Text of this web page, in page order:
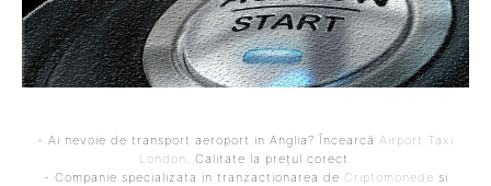
- Ai nevoie de transport aeroport in Anglia? Încearcă Airport Taxi
London
. Calitate la prețul corect.
- Companie specializata in tranzactionarea de Criptomonede si